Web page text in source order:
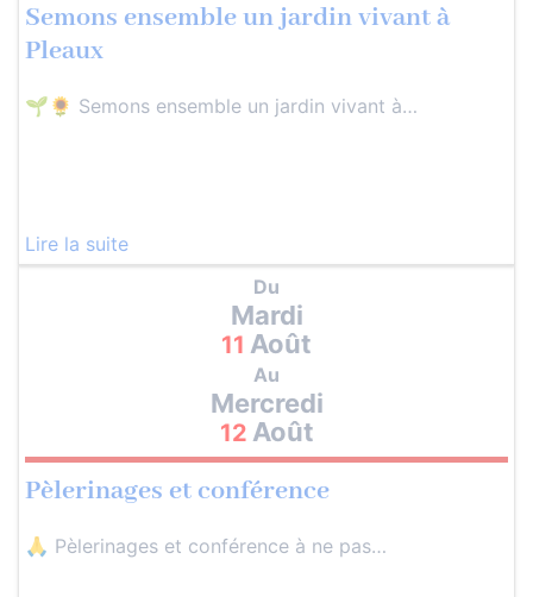
Semons ensemble un jardin vivant à
Pleaux
🌱🌻 Semons ensemble un jardin vivant à…
Lire la suite
Du
Mardi
11 Août
Au
Mercredi
12 Août
Pèlerinages et conférence
🙏 Pèlerinages et conférence à ne pas…